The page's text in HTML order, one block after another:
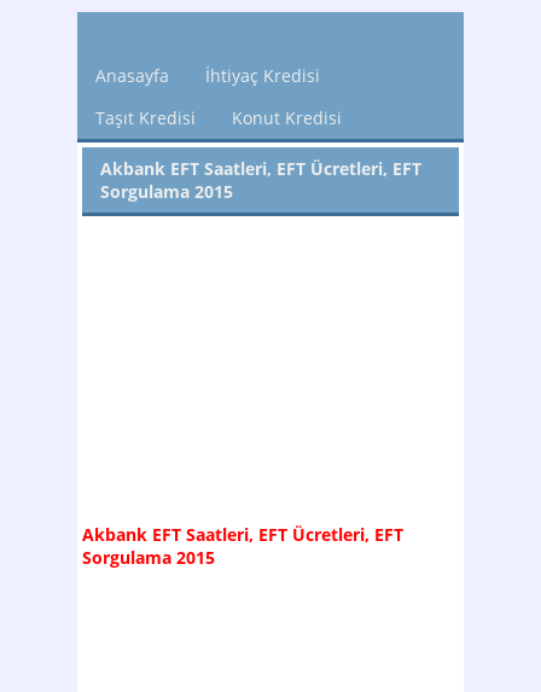
Anasayfa
İhtiyaç Kredisi
Taşıt Kredisi
Konut Kredisi
Akbank EFT Saatleri, EFT Ücretleri, EFT
Sorgulama 2015
Akbank EFT Saatleri, EFT Ücretleri, EFT
Sorgulama 2015